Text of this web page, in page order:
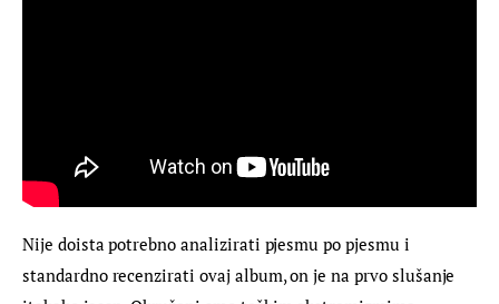
Nije doista potrebno analizirati pjesmu po pjesmu i
standardno recenzirati ovaj album, on je na prvo slušanje